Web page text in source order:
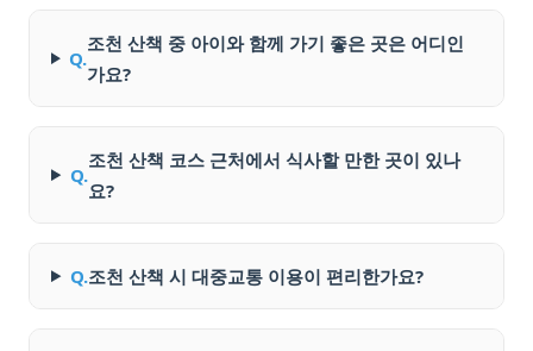
Q.
조천 산책 중 아이와 함께 가기 좋은 곳은 어디인
가요?
Q.
조천 산책 코스 근처에서 식사할 만한 곳이 있나
요?
Q.조천 산책 시 대중교통 이용이 편리한가요?